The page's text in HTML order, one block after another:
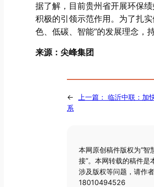
据了解，目前贵州省开展环保
积极的引领示范作用。为了扎
色、低碳、智能”的发展理念，
来源：尖峰集团
← 上一篇： 临沂中联：加
系
本网原创稿件版权为“智
接”。本网转载的稿件
涉及版权等问题，请作
18010494526